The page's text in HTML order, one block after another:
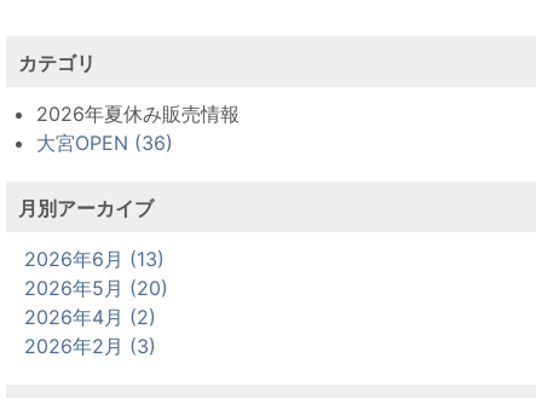
カテゴリ
2026年夏休み販売情報
大宮OPEN (36)
月別アーカイブ
2026年6月 (13)
2026年5月 (20)
2026年4月 (2)
2026年2月 (3)